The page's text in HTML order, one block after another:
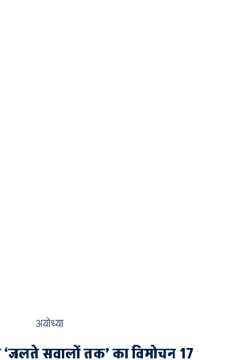
अयोध्या
सवालों तक’ का विमोचन 17